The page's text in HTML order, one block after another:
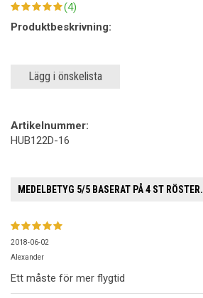
(4)
Produktbeskrivning:
Lägg i önskelista
Artikelnummer:
HUB122D-16
MEDELBETYG 5/5 BASERAT PÅ4 ST RÖSTER.
2018-06-02
Alexander
Ett måste för mer flygtid